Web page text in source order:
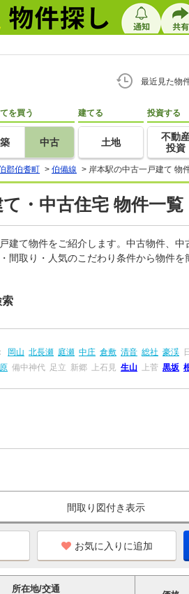
最近見た物
を買う
中古
建てる
土地
投資する
不動
投資
郡伯耆町 > 伯備線 > 岸本駅の中古一戸建て 物
・中古住宅 物件一覧
建て物件をご紹介します。中古物件、
間取り・人気のこだわり条件から物件
索
岡山 北長瀬 庭瀬 中庄 倉敷 清音 総社 豪渓
備中神代 足立 新郷 上石見 生山 上菅 黒坂
間取り図付き表示
お気に入りに追加
所在地/交通